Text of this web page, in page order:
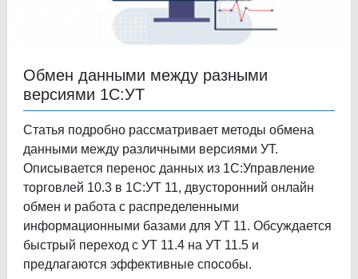
Обмен данными между разными
версиями 1С:УТ
Статья подробно рассматривает методы обмена
данными между различными версиями УТ.
Описывается перенос данных из 1С:Управление
торговлей 10.3 в 1С:УТ 11, двусторонний онлайн
обмен и работа с распределенными
информационными базами для УТ 11. Обсуждается
быстрый переход с УТ 11.4 на УТ 11.5 и
предлагаются эффективные способы.